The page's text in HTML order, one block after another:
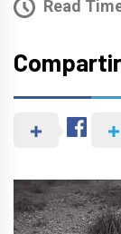
Read
Compartir